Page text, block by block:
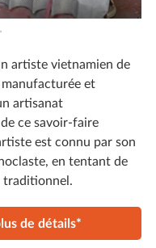
artiste vietnamien de
et
artisanat
ce savoir-faire
est connu par son
en tentant de
traditionnel.
de détails*